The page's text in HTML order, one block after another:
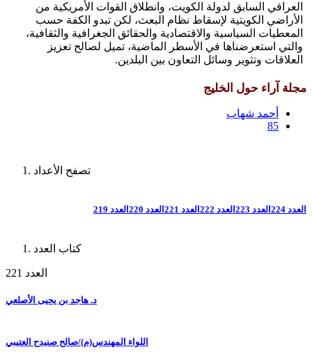
العراقي السابق لدولة الكويت، وانطلاق القوات الأمريكية من
الأراضي الكويتية لإسقاط نظام البعث، لكن تبدو الكفة حسب
المعطيات السياسية والاقتصادية والحقائق الجغرافية والثقافية،
والتي استعرضناها في الأسطر الماضية، تميل لصالح تعزيز
العلاقات وتثوير وسائل التعاون بين البلدين.
مجلة آراء حول الخليج
أحمد شهاب
85
تصفح الأعداد
العدد 224 العدد 223 العدد 222 العدد 221 العدد 220 العدد 219
كتاب العدد
العدد 221
د. هاجد بن يحيى الأصلعي
اللواء المهندس(م)/صالح صنيدح العتيبي